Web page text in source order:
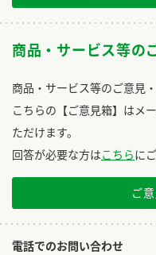
商品・サービス等の
商品・サービス等のご意見
こちらの【ご意見箱】はメ
ただけます。
回答が必要な方はこちらに
ご
電話でのお問い合わせ